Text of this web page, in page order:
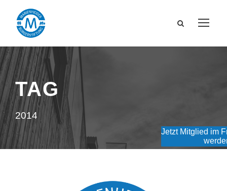
TAG
2014
Jetzt Mitglied im